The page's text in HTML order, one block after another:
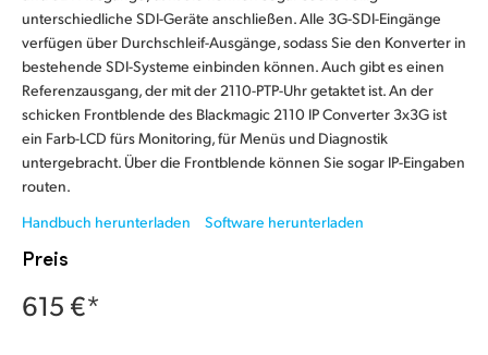
Italy
Korea
Mexico
unterschiedliche SDI-Geräte anschließen. Alle 3G-SDI-Eingänge
verfügen über Durchschleif-Ausgänge, sodass Sie den Konverter in
bestehende SDI-Systeme einbinden können. Auch gibt es einen
Referenzausgang, der mit der 2110-PTP-Uhr getaktet ist. An der
schicken Frontblende des Blackmagic 2110 IP Converter 3x3G ist
ein Farb-LCD fürs Monitoring, für Menüs und Diagnostik
untergebracht. Über die Frontblende können Sie sogar IP-Eingaben
routen.
Handbuch herunterladen
Software herunterladen
Preis
615 €*